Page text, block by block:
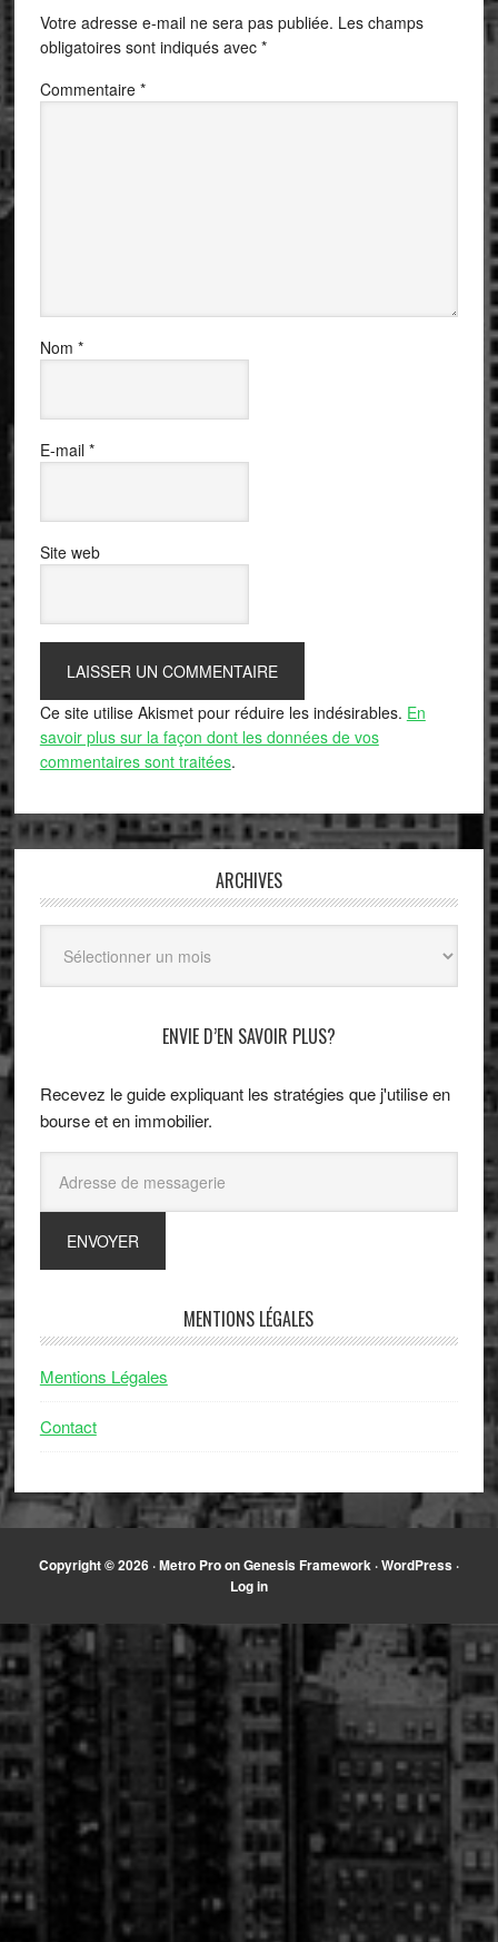
Votre adresse e-mail ne sera pas publiée. Les champs
obligatoires sont indiqués avec *
Commentaire *
Nom *
E-mail *
Site web
Ce site utilise Akismet pour réduire les indésirables. En
savoir plus sur la façon dont les données de vos
commentaires sont traitées.
ARCHIVES
ENVIE D’EN SAVOIR PLUS?
Recevez le guide expliquant les stratégies que j'utilise en
bourse et en immobilier.
MENTIONS LÉGALES
Mentions Légales
Contact
Copyright © 2026 ·Metro ProonGenesis Framework ·WordPress ·
Log in